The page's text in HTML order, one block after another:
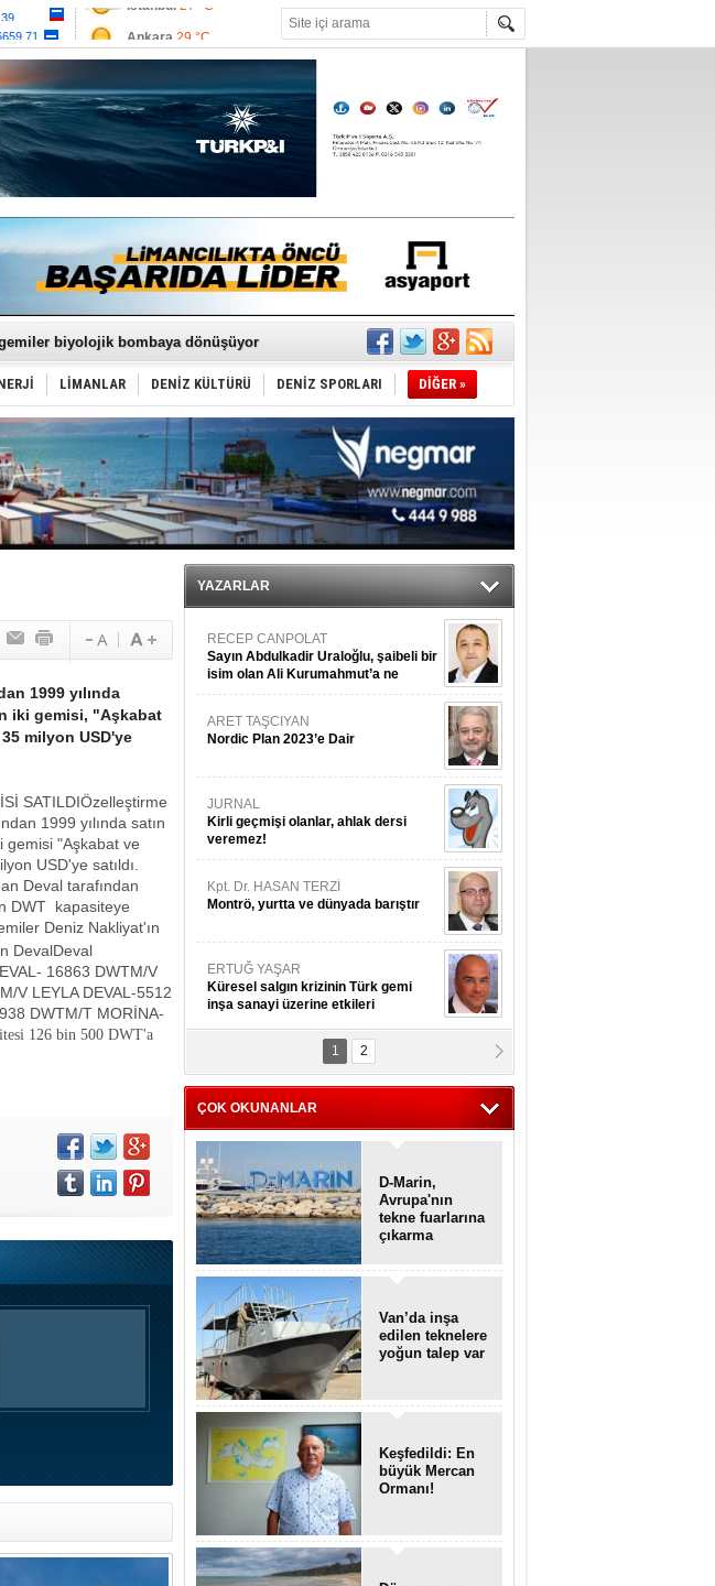
Antalya33 °C
Muğla 31 °C
Çanakkale 30 °C
biyolojik bombaya dönüşüyor
Ormanı!
fuarlarına çıkarma yapacak
yoğun talep var
Kulübünü kurmaya hazırlanıyor
ilk start!
ayda 40.000 gemi
ziyaretçi kayıtları başladı!
kazanımla sonuçlandı
mahsur kaldı!
yeni sevkiyat taleplerini durdurdu
LİMANLAR DENİZ KÜLTÜRÜ DENİZ SPORLARI DİĞER »
1999 yılında
iki gemisi, "Aşkabat
milyon USD'ye
SATILDIÖzelleştirme
1999 yılında satın
gemisi "Aşkabat ve
USD'ye satıldı.
Deval tarafından
DWT kapasiteye
Deniz Nakliyat'ın
DevalDeval
16863 DWTM/V
M/V LEYLA DEVAL-5512
DWTM/T MORİNA-
126 bin 500 DWT'a
YAZARLAR
RECEP CANPOLAT
Sayın Abdulkadir Uraloğlu, şaibeli bir
isim olan Ali Kurumahmut’a ne
danışıyorsunuz?
ARET TAŞCIYAN
Nordic Plan 2023’e Dair
JURNAL
Kirli geçmişi olanlar, ahlak dersi
veremez!
Kpt. Dr. HASAN TERZİ
Montrö, yurtta ve dünyada barıştır
ERTUĞ YAŞAR
Küresel salgın krizinin Türk gemi
inşa sanayi üzerine etkileri
Kpt. MESUT AZMİ GÖKSOY
ithafen...
1 2
ÇOK OKUNANLAR
D-Marin,
Avrupa'nın
tekne fuarlarına
çıkarma
Van’da inşa
edilen teknelere
yoğun talep var
Keşfedildi: En
büyük Mercan
Ormanı!